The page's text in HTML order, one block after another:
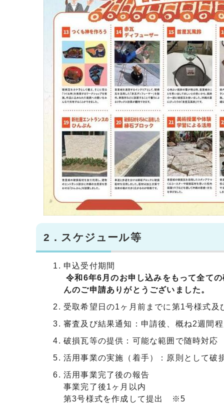
2．スケジュール等
申込受付期間
令和6年6月のお申し込みをもって全て
んのご申請ありがとうございました。
受取希望日の1ヶ月前までに第1号様式及
審査及び結果通知：申請後、概ね2週
破損瓦等の提供：可能な範囲で随時対
活用事業の実施（着手）：原則として
活用事業完了後の報告
事業完了後1ヶ月以内
第3号様式を作成して提出 ※5